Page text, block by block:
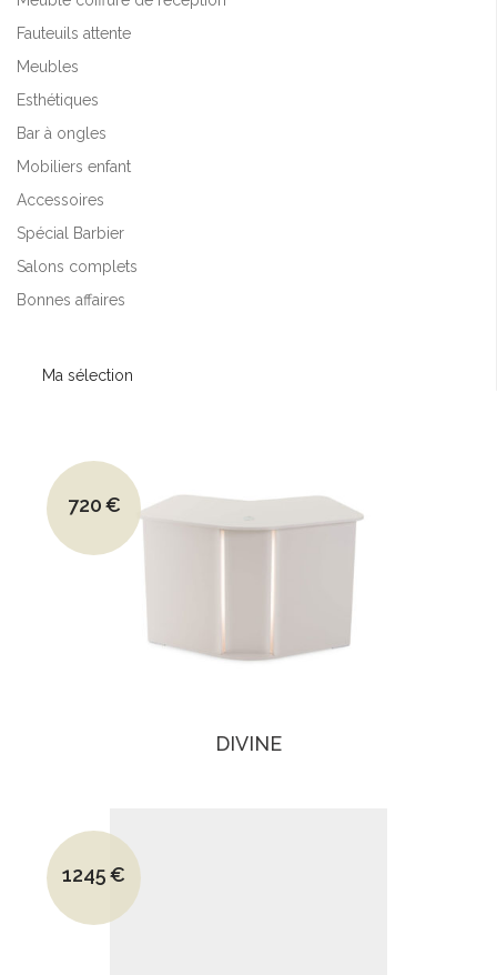
Fauteuils attente
Meubles
Esthétiques
Bar à ongles
Mobiliers enfant
Accessoires
Spécial Barbier
Salons complets
Bonnes affaires
Ma sélection
Le prix initial était : 1070€.
720€
Le prix actuel est : 720€.
DIVINE
Le prix initial était : 1850€.
1245€
Le prix actuel est : 1245€.